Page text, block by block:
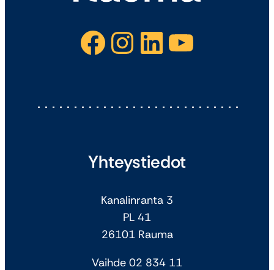
Facebook Instagram LinkedIn YouTube
Yhteystiedot
Kanalinranta 3
PL 41
26101 Rauma
Vaihde 02 834 11